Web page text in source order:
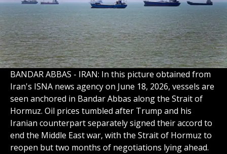
BANDAR ABBAS - IRAN: In this picture obtained from
Iran's ISNA news agency on June 18, 2026, vessels are
seen anchored in Bandar Abbas along the Strait of
Hormuz. Oil prices tumbled after Trump and his
Iranian counterpart separately signed their accord to
end the Middle East war, with the Strait of Hormuz to
reopen but two months of negotiations lying ahead.